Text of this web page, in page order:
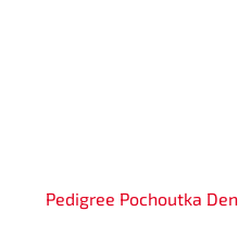
Pedigree Pochoutka